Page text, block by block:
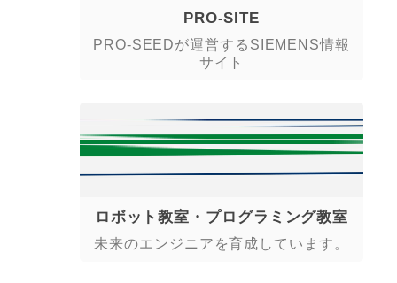
PRO-SITE
PRO-SEEDが運営するSIEMENS情報
サイト
ロボット教室・プログラミング教室
未来のエンジニアを育成しています。